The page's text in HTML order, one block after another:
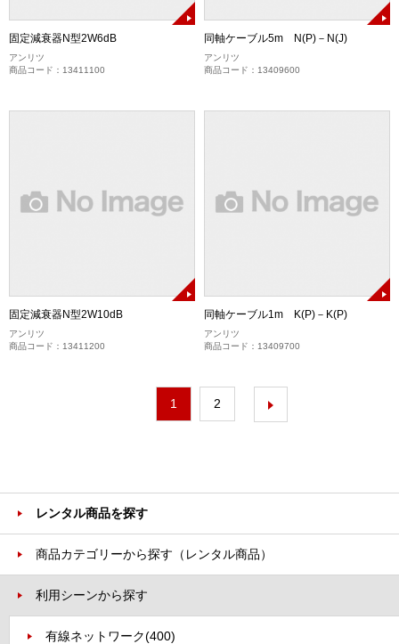
固定減衰器N型2W6dB
アンリツ
商品コード：13411100
同軸ケーブル5m N(P)－N(J)
アンリツ
商品コード：13409600
固定減衰器N型2W10dB
アンリツ
商品コード：13411200
同軸ケーブル1m K(P)－K(P)
アンリツ
商品コード：13409700
1 2
レンタル商品を探す
商品カテゴリーから探す（レンタル商品）
利用シーンから探す
有線ネットワーク(400)